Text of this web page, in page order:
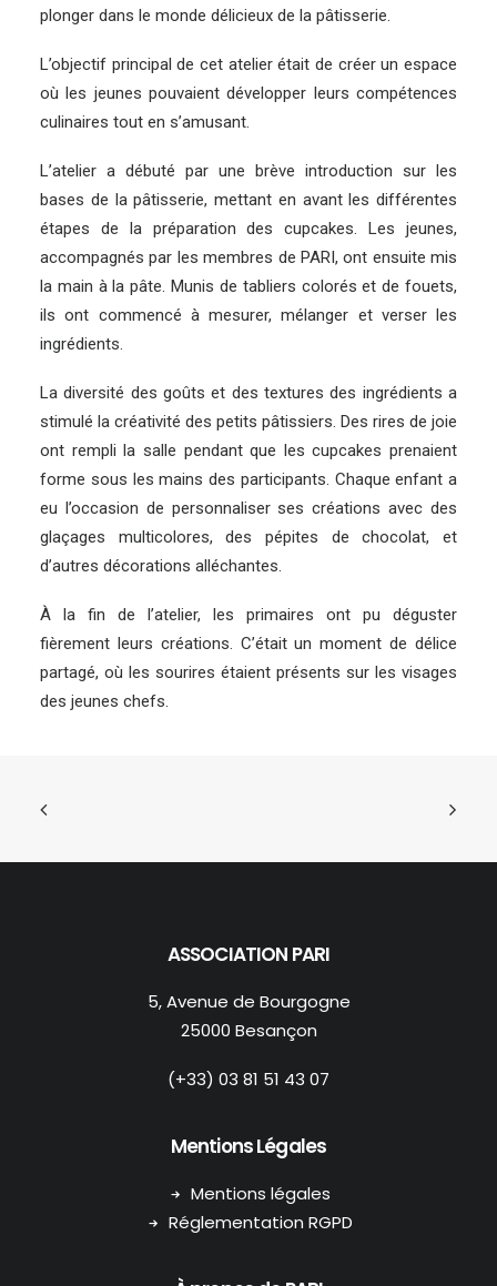
plonger dans le monde délicieux de la pâtisserie.
L’objectif principal de cet atelier était de créer un espace
où les jeunes pouvaient développer leurs compétences
culinaires tout en s’amusant.
L’atelier a débuté par une brève introduction sur les
bases de la pâtisserie, mettant en avant les différentes
étapes de la préparation des cupcakes. Les jeunes,
accompagnés par les membres de PARI, ont ensuite mis
la main à la pâte. Munis de tabliers colorés et de fouets,
ils ont commencé à mesurer, mélanger et verser les
ingrédients.
La diversité des goûts et des textures des ingrédients a
stimulé la créativité des petits pâtissiers. Des rires de joie
ont rempli la salle pendant que les cupcakes prenaient
forme sous les mains des participants. Chaque enfant a
eu l’occasion de personnaliser ses créations avec des
glaçages multicolores, des pépites de chocolat, et
d’autres décorations alléchantes.
À la fin de l’atelier, les primaires ont pu déguster
fièrement leurs créations. C’était un moment de délice
partagé, où les sourires étaient présents sur les visages
des jeunes chefs.
ASSOCIATION PARI
5, Avenue de Bourgogne
25000 Besançon
(+33) 03 81 51 43 07
Mentions Légales
Mentions légales
Réglementation RGPD